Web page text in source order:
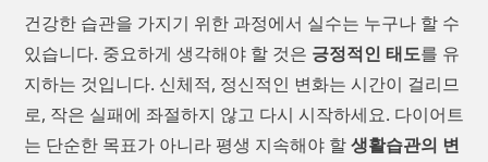
건강한 습관을 가지기 위한 과정에서 실수는 누구나 할 수
있습니다. 중요하게 생각해야 할 것은 긍정적인 태도를 유
지하는 것입니다. 신체적, 정신적인 변화는 시간이 걸리므
로, 작은 실패에 좌절하지 않고 다시 시작하세요. 다이어트
는 단순한 목표가 아니라 평생 지속해야 할생활습관의 변